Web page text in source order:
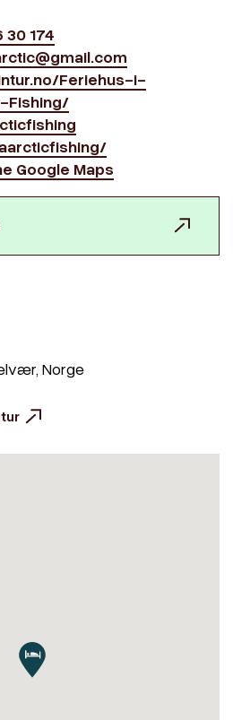
30 174
Feriehus-i-
Fishing/
Google Maps
Norge